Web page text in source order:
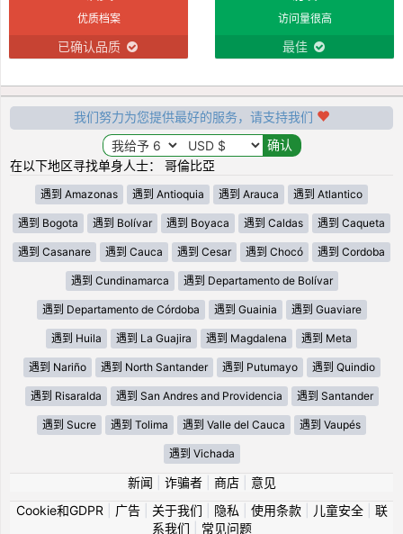
优质档案
已确认品质
访问量很高
最佳
我们努力为您提供最好的服务，请支持我们
在以下地区寻找单身人士： 哥倫比亞
遇到 Amazonas 遇到 Antioquia 遇到 Arauca 遇到 Atlantico
遇到 Bogota 遇到 Bolívar 遇到 Boyaca 遇到 Caldas 遇到 Caqueta
遇到 Casanare 遇到 Cauca 遇到 Cesar 遇到 Chocó 遇到 Cordoba
遇到 Cundinamarca 遇到 Departamento de Bolívar
遇到 Departamento de Córdoba 遇到 Guainia 遇到 Guaviare
遇到 Huila 遇到 La Guajira 遇到 Magdalena 遇到 Meta
遇到 Nariño 遇到 North Santander 遇到 Putumayo 遇到 Quindio
遇到 Risaralda 遇到 San Andres and Providencia 遇到 Santander
遇到 Sucre 遇到 Tolima 遇到 Valle del Cauca 遇到 Vaupés
遇到 Vichada
新闻 诈骗者| 商店| 意见
Cookie和GDPR
广告| 关于我们 隐私 使用条款| 儿童安全| 联
系我们
常见问题